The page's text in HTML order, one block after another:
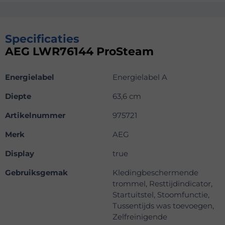
Specificaties
AEG LWR76144 ProSteam
Energielabel
Energielabel A
Diepte
63,6 cm
Artikelnummer
975721
Merk
AEG
Display
true
Gebruiksgemak
Kledingbeschermende
trommel, Resttijdindicator,
Startuitstel, Stoomfunctie,
Tussentijds was toevoegen,
Zelfreinigende